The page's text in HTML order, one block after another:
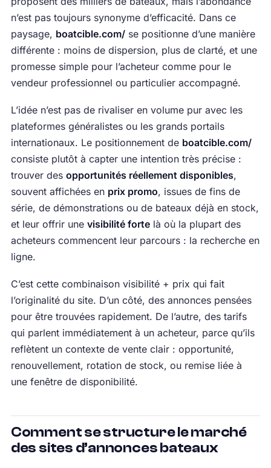
n’est pas toujours synonyme d’efficacité. Dans ce
paysage, boatcible.com/se positionne d’une manière
différente : moins de dispersion, plus de clarté, et une
promesse simple pour l’acheteur comme pour le
vendeur professionnel ou particulier accompagné.
L’idée n’est pas de rivaliser en volume pur avec les
plateformes généralistes ou les grands portails
internationaux. Le positionnement de boatcible.com/
consiste plutôt à capter une intention très précise :
trouver des opportunités réellement disponibles,
souvent affichées en prix promo, issues de fins de
série, de démonstrations ou de bateaux déjà en stock,
et leur offrir une visibilité fortelà où la plupart des
acheteurs commencent leur parcours : la recherche en
ligne.
C’est cette combinaison visibilité + prix qui fait
l’originalité du site. D’un côté, des annonces pensées
pour être trouvées rapidement. De l’autre, des tarifs
qui parlent immédiatement à un acheteur, parce qu’ils
reflètent un contexte de vente clair : opportunité,
renouvellement, rotation de stock, ou remise liée à
une fenêtre de disponibilité.
Comment se structure le marché
des sites d’annonces bateaux